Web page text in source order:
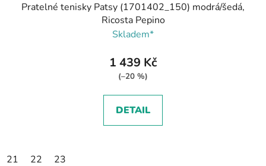
Pratelné tenisky Patsy (1701402_150) modrá/šedá,
Ricosta Pepino
Skladem*
1 439 Kč
(–20 %)
DETAIL
21 22 23